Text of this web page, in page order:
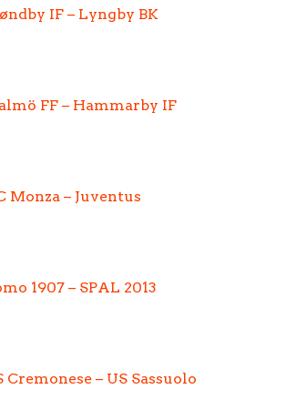
IF – Lyngby BK
FF – Hammarby IF
Monza – Juventus
1907 – SPAL 2013
Cremonese – US Sassuolo